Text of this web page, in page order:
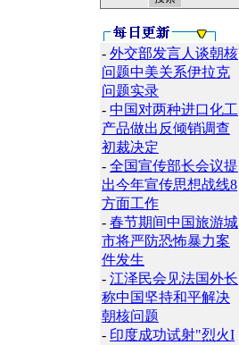
- 外交部发言人谈朝核
问题中美关系伊拉克
问题实录
- 中国对两种进口化工
产品做出反倾销调查
初裁决定
- 全国宣传部长会议提
出今年宣传思想战线8
方面工作
- 春节期间中国旅游城
市将严防恐怖暴力案
件发生
- 江泽民会见法国外长
称中国坚持和平解决
朝核问题
- 印度成功试射"烈火I